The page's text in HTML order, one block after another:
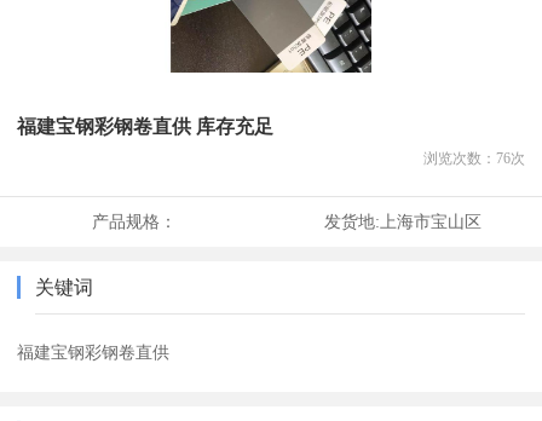
福建宝钢彩钢卷直供 库存充足
浏览次数： 76次
产品规格： 发货地: 上海市宝山区
关键词
福建宝钢彩钢卷直供